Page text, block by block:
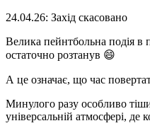
24.04.26: Захід скасовано
Велика пейнтбольна подія в
остаточно розтанув 😄
А це означає, що час
Минулого разу особливо
універсальній атмосфері, де